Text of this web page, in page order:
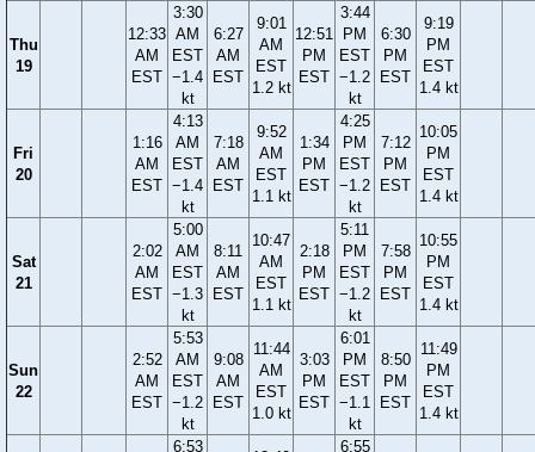
Thu
19
12:33
AM
EST
3:30
AM
EST
−1.4
kt
6:27
AM
EST
9:01
AM
EST
1.2 kt
12:51
PM
EST
3:44
PM
EST
−1.2
kt
6:30
PM
EST
9:19
PM
EST
1.4 kt
Fri
20
1:16
AM
EST
4:13
AM
EST
−1.4
kt
7:18
AM
EST
9:52
AM
EST
1.1 kt
1:34
PM
EST
4:25
PM
EST
−1.2
kt
7:12
PM
EST
10:05
PM
EST
1.4 kt
Sat
21
2:02
AM
EST
5:00
AM
EST
−1.3
kt
8:11
AM
EST
10:47
AM
EST
1.1 kt
2:18
PM
EST
5:11
PM
EST
−1.2
kt
7:58
PM
EST
10:55
PM
EST
1.4 kt
Sun
22
2:52
AM
EST
5:53
AM
EST
−1.2
kt
9:08
AM
EST
11:44
AM
EST
1.0 kt
3:03
PM
EST
6:01
PM
EST
−1.1
kt
8:50
PM
EST
11:49
PM
EST
1.4 kt
6:53
6:55